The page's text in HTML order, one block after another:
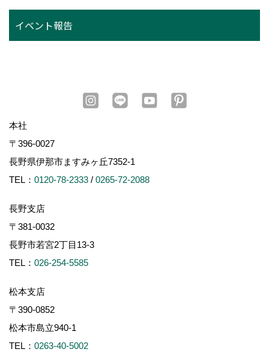
イベント報告
本社
〒396-0027
長野県伊那市ますみヶ丘7352-1
TEL： 0120-78-2333 / 0265-72-2088
長野支店
〒381-0032
長野市若宮2丁目13-3
TEL： 026-254-5585
松本支店
〒390-0852
松本市島立940-1
TEL： 0263-40-5002